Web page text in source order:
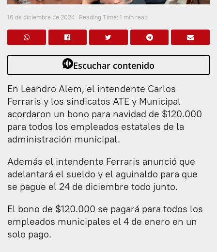
16 de diciembre de 2024 Reading Time: 1 min read
Escuchar contenido
En Leandro Alem, el intendente Carlos
Ferraris y los sindicatos ATE y Municipal
acordaron un bono para navidad de $120.000
para todos los empleados estatales de la
administración municipal.
Además el intendente Ferraris anunció que
adelantará el sueldo y el aguinaldo para que
se pague el 24 de diciembre todo junto.
El bono de $120.000 se pagará para todos los
empleados municipales el 4 de enero en un
solo pago.